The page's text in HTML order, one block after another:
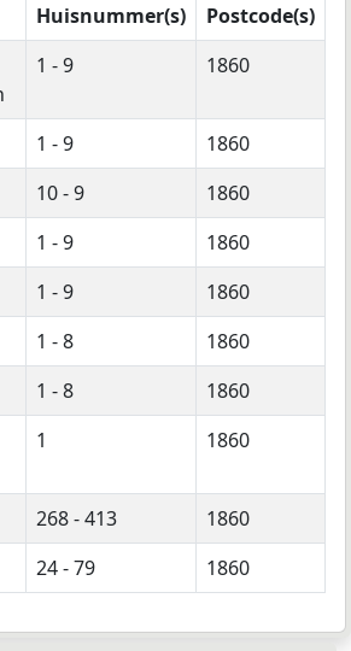
Huisnummer(s)
Postcode(s)
1 - 9 1860
1 - 9
1860
10 - 9
1860
1 - 9
1860
1 - 9
1860
1 - 8
1860
1 - 8
1860
1 1860
268 - 413
1860
24 - 79 1860